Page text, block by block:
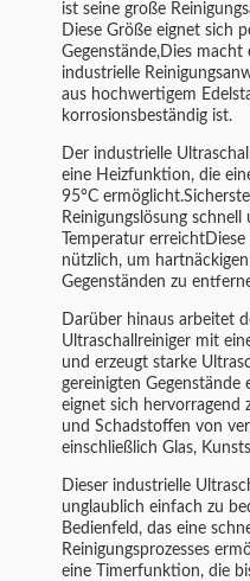
ist seine große
Diese Größe eignet sich
Gegenstände,Dies
industrielle
aus hochwertigem
korrosionsbeständig ist.
Der industrielle
eine Heizfunktion, die
95°C
Reinigungslösung
Temperatur
nützlich, um
Gegenständen zu
Darüber hinaus arbeitet
Ultraschallreiniger mit
und erzeugt starke
gereinigten Gegenstände
eignet sich hervorragend
und Schadstoffen von
einschließlich Glas,
Dieser industrielle
unglaublich einfach zu
Bedienfeld, das eine
Reinigungsprozesses
eine Timerfunktion, die